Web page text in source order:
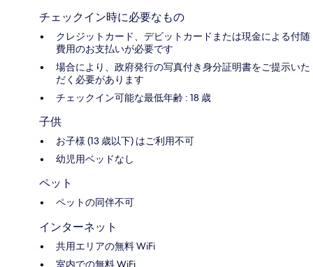
チェックイン時に必要なもの
クレジットカード、デビットカードまたは現金による付随
費用のお支払いが必要です
場合により、政府発行の写真付き身分証明書をご提示いた
だく必要があります
チェックイン可能な最低年齢 : 18 歳
子供
お子様 (13 歳以下) はご利用不可
幼児用ベッドなし
ペット
ペットの同伴不可
インターネット
共用エリアの無料 WiFi
室内での無料 WiFi